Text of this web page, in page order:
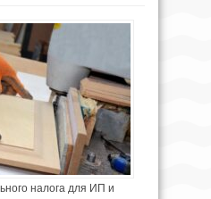
налога для ИП и